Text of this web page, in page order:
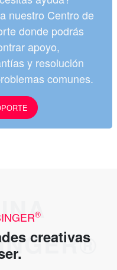
nuestro Centro de
donde podrás
apoyo,
y resolución
comunes.
®
creativas